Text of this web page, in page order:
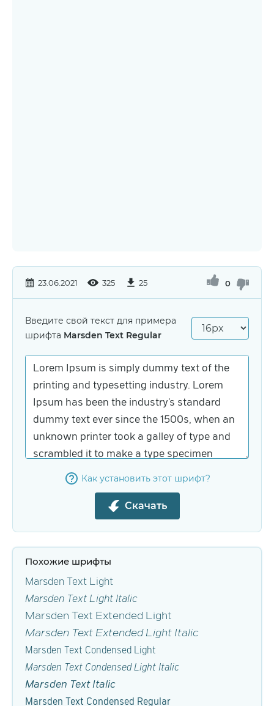
23.06.2021 325 25 0
Введите свой текст для примера
шрифта Marsden Text Regular
Как установить этот шрифт?
Скачать
Похожие шрифты
Marsden Text Light
Marsden Text Light Italic
Marsden Text Extended Light
Marsden Text Extended Light Italic
Marsden Text Condensed Light
Marsden Text Condensed Light Italic
Marsden Text Italic
Marsden Text Condensed Regular